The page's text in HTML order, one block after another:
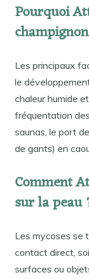
Pourquoi
Les principaux
le
chaleur humide
fréquentation
saunas, le port
de gants) en
Comment
sur la peau
Les mycoses se
contact direct,
surfaces ou